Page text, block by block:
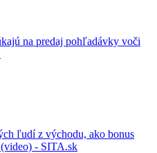
na predaj pohľadávky voči
ľudí z východu, ako bonus
- SITA.sk